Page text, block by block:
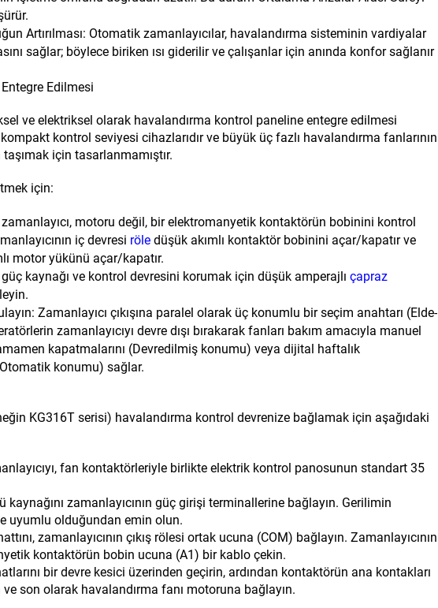
Artırılması: Otomatik zamanlayıcılar, havalandırma sisteminin vardiyalar
sağlar; böylece biriken ısı giderilir ve çalışanlar için anında konfor sağlanır
Edilmesi
ve elektriksel olarak havalandırma kontrol paneline entegre edilmesi
kontrol seviyesi cihazlarıdır ve büyük üç fazlı havalandırma fanlarının
için tasarlanmamıştır.
için:
motoru değil, bir elektromanyetik kontaktörün bobinini kontrol
iç devresi röle düşük akımlı kontaktör bobinini açar/kapatır ve
motor yükünü açar/kapatır.
güç kaynağı ve kontrol devresini korumak için düşük amperajlı çapraz
Zamanlayıcı çıkışına paralel olarak üç konumlu bir seçim anahtarı (Elde-
zamanlayıcıyı devre dışı bırakarak fanları bakım amacıyla manuel
kapatmalarını (Devredilmiş konumu) veya dijital haftalık
konumu) sağlar.
KG316T serisi) havalandırma kontrol devrenize bağlamak için aşağıdaki
fan kontaktörleriyle birlikte elektrik kontrol panosunun standart 35
kaynağını zamanlayıcının güç girişi terminallerine bağlayın. Gerilimin
uyumlu olduğundan emin olun.
zamanlayıcının çıkış rölesi ortak ucuna (COM) bağlayın. Zamanlayıcının
kontaktörün bobin ucuna (A1) bir kablo çekin.
bir devre kesici üzerinden geçirin, ardından kontaktörün ana kontakları
son olarak havalandırma fanı motoruna bağlayın.